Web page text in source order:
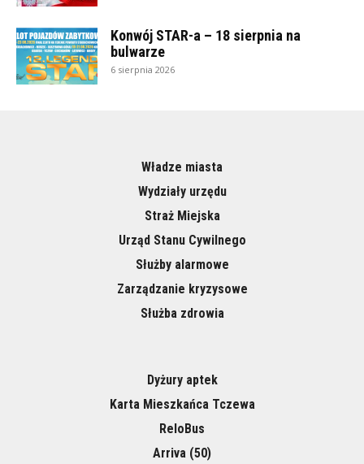
Konwój STAR-a – 18 sierpnia na
bulwarze
6 sierpnia 2026
Władze miasta
Wydziały urzędu
Straż Miejska
Urząd Stanu Cywilnego
Służby alarmowe
Zarządzanie kryzysowe
Służba zdrowia
Dyżury aptek
Karta Mieszkańca Tczewa
ReloBus
Arriva (50)